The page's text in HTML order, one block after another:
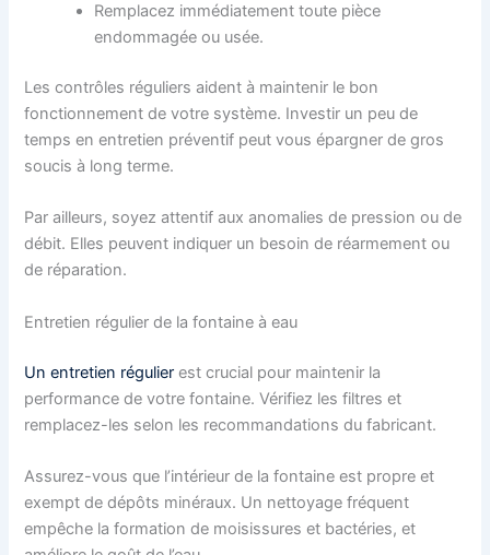
Remplacez immédiatement toute pièce
endommagée ou usée.
Les contrôles réguliers aident à maintenir le bon
fonctionnement de votre système. Investir un peu de
temps en entretien préventif peut vous épargner de gros
soucis à long terme.
Par ailleurs, soyez attentif aux anomalies de pression ou de
débit. Elles peuvent indiquer un besoin de réarmement ou
de réparation.
Entretien régulier de la fontaine à eau
Un entretien régulier est crucial pour maintenir la
performance de votre fontaine. Vérifiez les filtres et
remplacez-les selon les recommandations du fabricant.
Assurez-vous que l’intérieur de la fontaine est propre et
exempt de dépôts minéraux. Un nettoyage fréquent
empêche la formation de moisissures et bactéries, et